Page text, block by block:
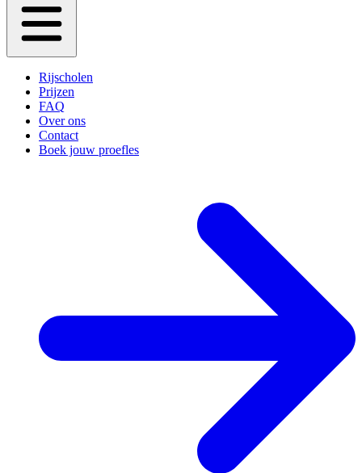
Rijscholen
Prijzen
FAQ
Over ons
Contact
Boek jouw proefles